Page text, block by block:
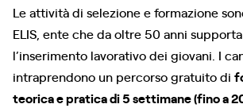
Le attività di selezione e formazione
ELIS, ente che da oltre 50 anni
l’inserimento lavorativo dei giovani. I
intraprendono un percorso gratuito di
teorica e pratica di 5 settimane (fino a